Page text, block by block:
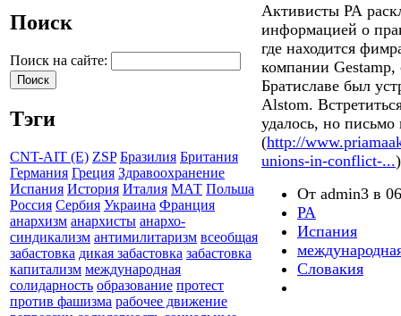
Поиск
Поиск на сайте:
Тэги
CNT-AIT (E) ZSP Бразилия Британия
Германия Греция Здравоохранение
Испания История Италия МАТ Польша
Россия Сербия Украина Франция
анархизм анархисты анархо-
синдикализм антимилитаризм всеобщая
забастовка дикая забастовка забастовка
капитализм международная
солидарность образование протест
против фашизма рабочее движение
Активисты РА
информацией о
где находится
компании
Братиславе был
Alstom.
удалось, но письмо
(http://
unions-in-conflict-...)
От admin3 в
PA
Испания
Словакия